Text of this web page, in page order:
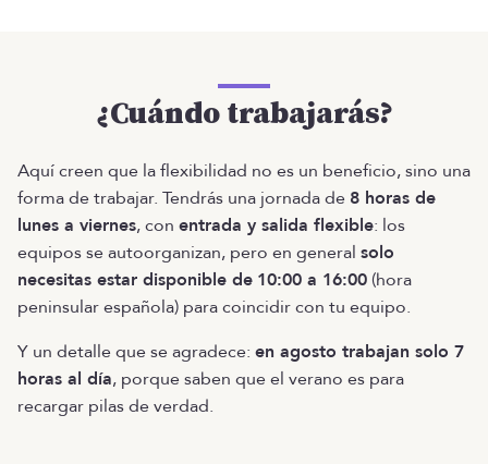
¿Cuándo trabajarás?
Aquí creen que la flexibilidad no es un beneficio, sino una
forma de trabajar. Tendrás una jornada de 8 horas de
lunes a viernes, con entrada y salida flexible: los
equipos se autoorganizan, pero en general solo
necesitas estar disponible de 10:00 a 16:00 (hora
peninsular española) para coincidir con tu equipo.
Y un detalle que se agradece: en agosto trabajan solo 7
horas al día, porque saben que el verano es para
recargar pilas de verdad.